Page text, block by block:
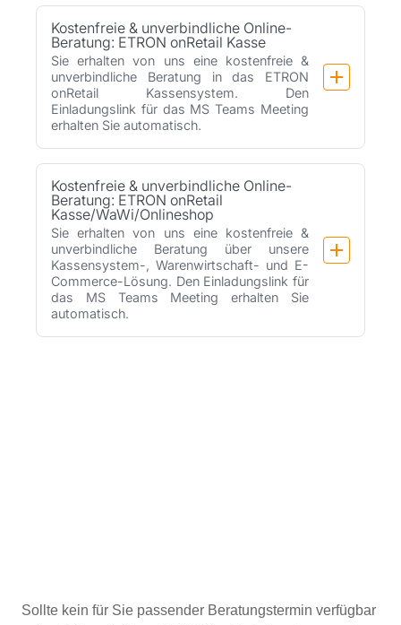
Sollte kein für Sie passender Beratungstermin verfügbar